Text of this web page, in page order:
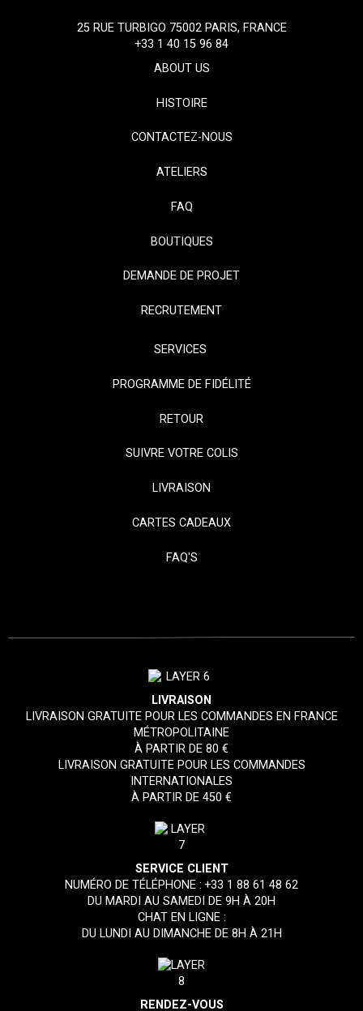
25 RUE TURBIGO 75002 PARIS, FRANCE
+33 1 40 15 96 84
ABOUT US
HISTOIRE
CONTACTEZ-NOUS
ATELIERS
FAQ
BOUTIQUES
DEMANDE DE PROJET
RECRUTEMENT
SERVICES
PROGRAMME DE FIDÉLITÉ
RETOUR
SUIVRE VOTRE COLIS
LIVRAISON
CARTES CADEAUX
FAQ'S
LIVRAISON
LIVRAISON GRATUITE POUR LES COMMANDES EN FRANCE
MÉTROPOLITAINE
À PARTIR DE 80 €
LIVRAISON GRATUITE POUR LES COMMANDES
INTERNATIONALES
À PARTIR DE 450 €
SERVICE CLIENT
NUMÉRO DE TÉLÉPHONE :+33 1 88 61 48 62
DU MARDI AU SAMEDI DE 9H À 20H
CHAT EN LIGNE :
DU LUNDI AU DIMANCHE DE 8H À 21H
RENDEZ-VOUS